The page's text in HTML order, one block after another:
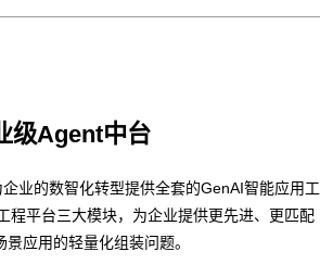
级Agent中台
业的数智化转型提供全套的GenAI智能应用工
平台三大模块，为企业提供更先进、更匹配
应用的轻量化组装问题。